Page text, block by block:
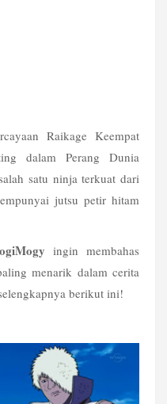
Raikage Keempat
dalam Perang Dunia
satu ninja terkuat dari
jutsu petir hitam
ingin membahas
berikut ini!